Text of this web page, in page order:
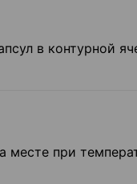
в контурной
месте при